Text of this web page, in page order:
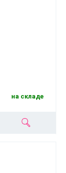
на складе